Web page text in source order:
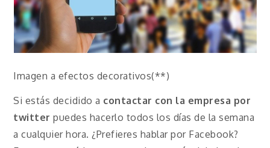
Imagen a efectos decorativos(**)
Si estás decidido a contactar con la empresa por
twitter puedes hacerlo todos los días de la semana
a cualquier hora. ¿Prefieres hablar por Facebook?